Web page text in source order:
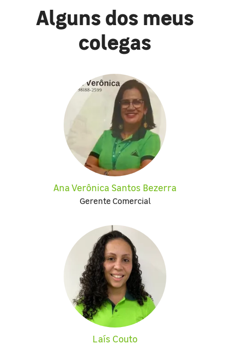
Alguns dos meus
colegas
Ana Verônica Santos Bezerra
Gerente Comercial
Laís Couto